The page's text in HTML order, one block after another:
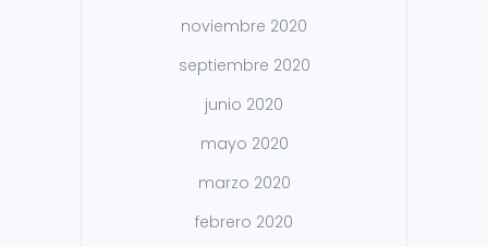
noviembre 2020
septiembre 2020
junio 2020
mayo 2020
marzo 2020
febrero 2020